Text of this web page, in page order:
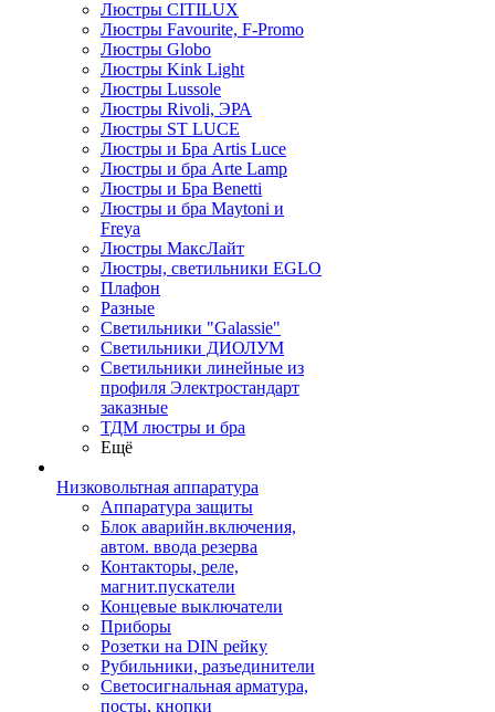
Люстры CITILUX
Люстры Favourite, F-Promo
Люстры Globo
Люстры Kink Light
Люстры Lussole
Люстры Rivoli, ЭРА
Люстры ST LUCE
Люстры и Бра Artis Luce
Люстры и бра Arte Lamp
Люстры и Бра Benetti
Люстры и бра Maytoni и
Freya
Люстры МаксЛайт
Люстры, светильники EGLO
Плафон
Разные
Светильники "Galassie"
Светильники ДИОЛУМ
Светильники линейные из
профиля Электростандарт
заказные
ТДМ люстры и бра
Ещё
Низковольтная аппаратура
Аппаратура защиты
Блок аварийн.включения,
автом. ввода резерва
Контакторы, реле,
магнит.пускатели
Концевые выключатели
Приборы
Розетки на DIN рейку
Рубильники, разъединители
Светосигнальная арматура,
посты, кнопки